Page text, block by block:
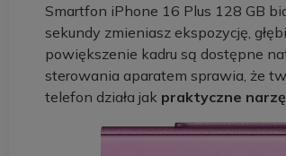
Smartfon iPhone 16 Plus 128 GB
sekundy zmieniasz ekspozycję,
powiększenie kadru są dostępne
sterowania aparatem sprawia, że
telefon działa jak praktyczne